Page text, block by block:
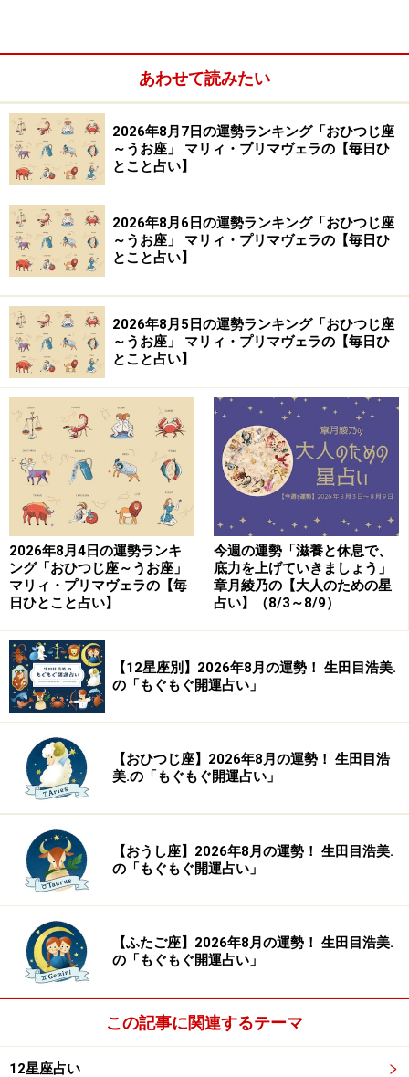
＞【12星座別】下半期のあなたの運勢は？
10位：かに座／蟹座（6月22日～7月22日生
まれ）
世代が上の人との付き合いに注意。謙虚な態度を貫い
て。
＞【12星座別】下半期のあなたの運勢は？
9位：うお座／魚座（2月19日～3月20日生
まれ）
親しい人に突然、裏切られる暗示が……。警戒心を持つよ
うに。
8位：おとめ座／乙女座（8月23日～9月22
日生まれ）
暗い顔で周囲から敬遠されそう。鏡の前で表情をチェッ
ク！
あわせて読みたい
2026年8月7日の運勢ランキング「おひつじ座
～うお座」 マリィ・プリマヴェラの【毎日ひ
とこと占い】
2026年8月6日の運勢ランキング「おひつじ座
～うお座」 マリィ・プリマヴェラの【毎日ひ
とこと占い】
2026年8月5日の運勢ランキング「おひつじ座
～うお座」 マリィ・プリマヴェラの【毎日ひ
とこと占い】
2026年8月4日の運勢ランキ
ング「おひつじ座～うお座」
マリィ・プリマヴェラの【毎
日ひとこと占い】
今週の運勢「滋養と休息で、
底力を上げていきましょう」
章月綾乃の【大人のための星
占い】（8/3～8/9）
【12星座別】2026年8月の運勢！ 生田目浩美.
の「もぐもぐ開運占い」
【おひつじ座】2026年8月の運勢！ 生田目浩
美.の「もぐもぐ開運占い」
【おうし座】2026年8月の運勢！ 生田目浩美.
の「もぐもぐ開運占い」
【ふたご座】2026年8月の運勢！ 生田目浩美.
の「もぐもぐ開運占い」
この記事に関連するテーマ
12星座占い